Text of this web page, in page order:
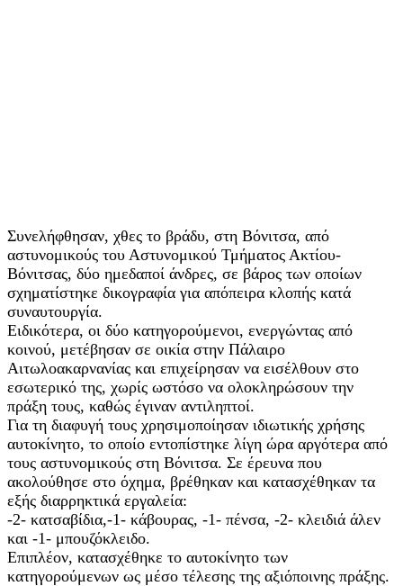
Συνελήφθησαν, χθες το βράδυ, στη Βόνιτσα, από
αστυνομικούς του Αστυνομικού Τμήματος Ακτίου-
Βόνιτσας, δύο ημεδαποί άνδρες, σε βάρος των οποίων
σχηματίστηκε δικογραφία για απόπειρα κλοπής κατά
συναυτουργία.
Ειδικότερα, οι δύο κατηγορούμενοι, ενεργώντας από
κοινού, μετέβησαν σε οικία στην Πάλαιρο
Αιτωλοακαρνανίας και επιχείρησαν να εισέλθουν στο
εσωτερικό της, χωρίς ωστόσο να ολοκληρώσουν την
πράξη τους, καθώς έγιναν αντιληπτοί.
Για τη διαφυγή τους χρησιμοποίησαν ιδιωτικής χρήσης
αυτοκίνητο, το οποίο εντοπίστηκε λίγη ώρα αργότερα από
τους αστυνομικούς στη Βόνιτσα. Σε έρευνα που
ακολούθησε στο όχημα, βρέθηκαν και κατασχέθηκαν τα
εξής διαρρηκτικά εργαλεία:
-2- κατσαβίδια,-1- κάβουρας, -1- πένσα, -2- κλειδιά άλεν
και -1- μπουζόκλειδο.
Επιπλέον, κατασχέθηκε το αυτοκίνητο των
κατηγορούμενων ως μέσο τέλεσης της αξιόποινης πράξης.